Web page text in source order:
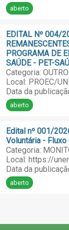
aberto
EDITAL Nº 004/
PROGRAMA DE
SAÚDE - PET-
Categoria:
Local: PROEC/
Data da
aberto
Edital nº 001/
Voluntária - Fluxo
Categoria:
Local: https://
Data da
aberto